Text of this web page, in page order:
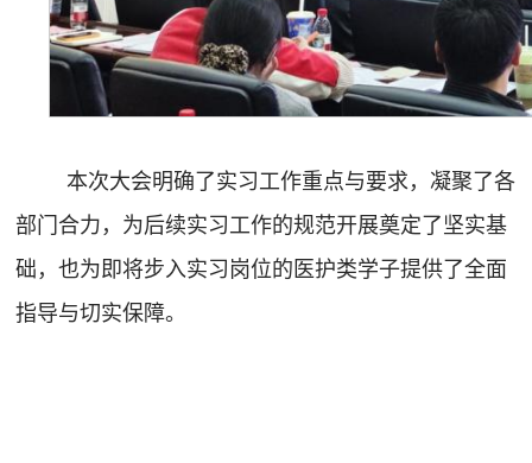
本次大会明确了实习工作重点与要求，凝聚了各
部门合力，为后续实习工作的规范开展奠定了坚实基
础，也为即将步入实习岗位的医护类学子提供了全面
指导与切实保障。